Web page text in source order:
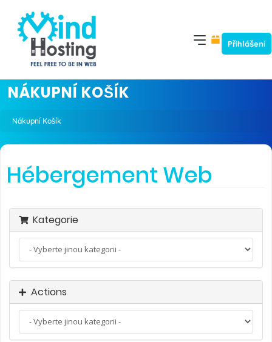
Přihlášení
NÁKUPNÍ KOŠÍK
Nákupní Košík
Hébergement Web
Kategorie
Actions